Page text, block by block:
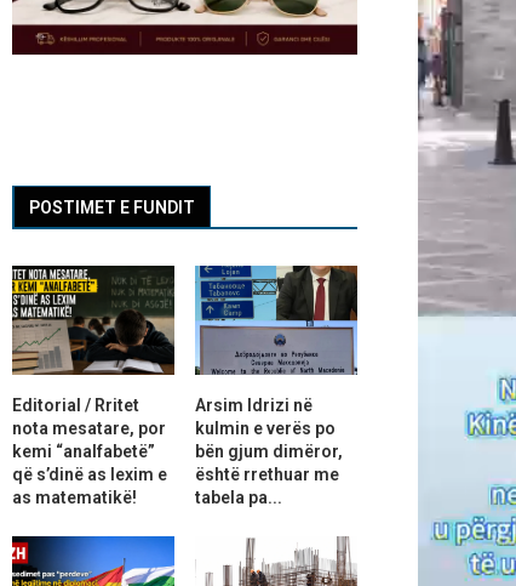
POSTIMET E FUNDIT
Editorial / Rritet
nota mesatare, por
kemi “analfabetë”
që s’dinë as lexim e
as matematikë!
Arsim Idrizi në
kulmin e verës po
bën gjum dimëror,
është rrethuar me
tabela pa...